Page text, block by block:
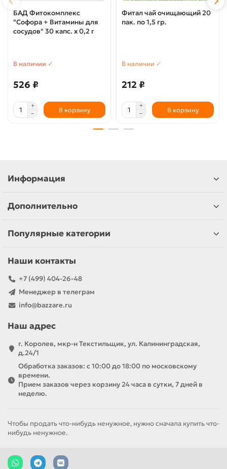
БАД Фитокомплекс
"Софора + Витамины для
сосудов" 30 капс. х 0,2 г
В наличии ✓
526 ₽
В корзину
Фитал чай очищающий 20
пак. по 1,5 гр.
В наличии ✓
212 ₽
В корзину
Информация
Дополнительно
Популярные категории
Наши контакты
+7 (499) 404-26-48
Менеджер в телеграм
info@bazzare.ru
Наш адрес
г. Королев, мкр-н Текстильщик, ул. Калининградская,
д.24/1
Обработка заказов: с 10:00 до 18:00 по московскому
времени.
Прием заказов через корзину 24 часа в сутки, 7 дней в
неделю.
Чтобы продать что-нибудь ненужное, нужно сначала купить что-
нибудь ненужное.